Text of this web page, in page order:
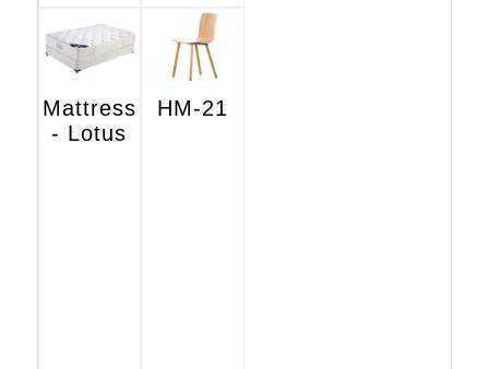
Mattress
- Lotus
HM-21